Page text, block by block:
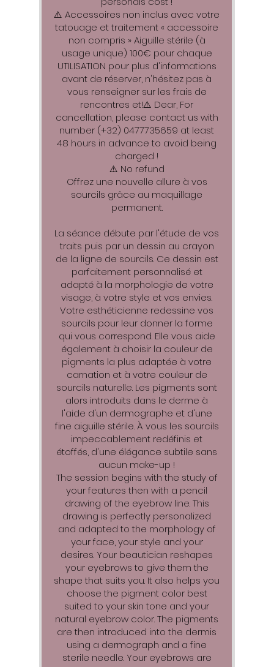
⚠️ Accessoires non inclus avec votre
tatouage et traitement « accessoire
non compris » Aiguille stérile (à
usage unique) 100€ pour chaque
UTILISATION pour plus d'informations
avant de réserver, n'hésitez pas à
vous renseigner sur les frais de
rencontres et!⚠️ Dear, For
cancellation, please contact us with
number (+32) 0477735659 at least
48 hours in advance to avoid being
charged !
⚠️ No refund
Offrez une nouvelle allure à vos
sourcils grâce au maquillage
permanent.
La séance débute par l'étude de vos
traits puis par un dessin au crayon
de la ligne de sourcils. Ce dessin est
parfaitement personnalisé et
adapté à la morphologie de votre
visage, à votre style et vos envies.
Votre esthéticienne redessine vos
sourcils pour leur donner la forme
qui vous correspond. Elle vous aide
également à choisir la couleur de
pigments la plus adaptée à votre
carnation et à votre couleur de
sourcils naturelle. Les pigments sont
alors introduits dans le derme à
l'aide d'un dermographe et d'une
fine aiguille stérile. À vous les sourcils
impeccablement redéfinis et
étoffés, d'une élégance subtile sans
aucun make-up !
The session begins with the study of
your features then with a pencil
drawing of the eyebrow line. This
drawing is perfectly personalized
and adapted to the morphology of
your face, your style and your
desires. Your beautician reshapes
your eyebrows to give them the
shape that suits you. It also helps you
choose the pigment color best
suited to your skin tone and your
natural eyebrow color. The pigments
are then introduced into the dermis
using a dermograph and a fine
sterile needle. Your eyebrows are